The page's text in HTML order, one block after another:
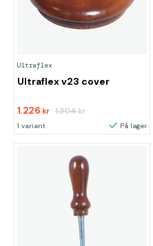
Ultraflex
Ultraflex v23 cover
1.226 kr 1.304kr
1 variant På lager